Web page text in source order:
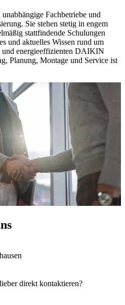
Fachbetriebe und
Sie stehen stetig in engem
stattfindende Schulungen
und aktuelles Wissen rund um
und energieeffizienten DAIKIN
Planung, Montage und Service ist
direkt kontaktieren?